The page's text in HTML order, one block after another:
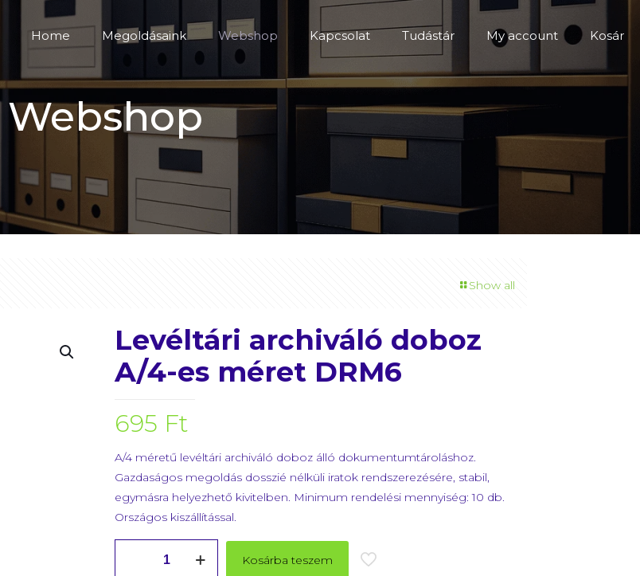
Home Megoldásaink Webshop Kapcsolat Tudástár My account Kosár
Webshop
Show all
Levéltári archiváló doboz
A/4-es méret DRM6
695 Ft
A/4 méretű levéltári archiváló doboz álló dokumentumtároláshoz.
Gazdaságos megoldás dosszié nélküli iratok rendszerezésére, stabil,
egymásra helyezhető kivitelben. Minimum rendelési mennyiség: 10 db.
Országos kiszállítással.
archiváló
Kosárba teszem